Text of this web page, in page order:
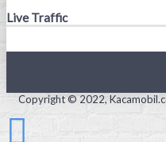
Live Traffic
Copyright © 2022,